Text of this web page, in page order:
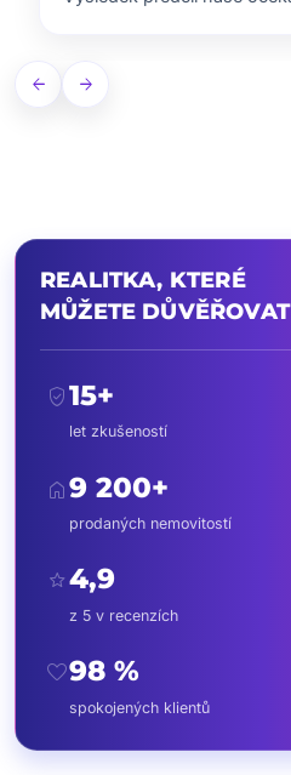
arrow_back arrow_forward
REALITKA, KTERÉ
MŮŽETE DŮVĚŘOVAT
verified_user15+
let zkušeností
home9 200+
prodaných nemovitostí
star4,9
z 5 v recenzích
favorite98 %
spokojených klientů